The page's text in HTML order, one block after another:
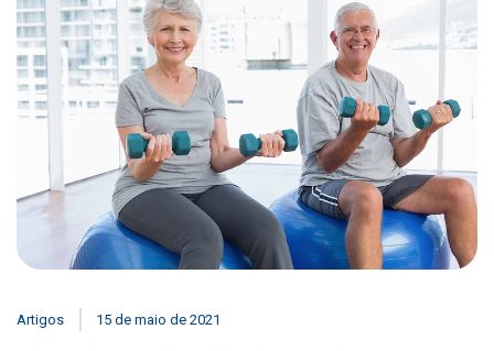
Artigos 15 de maio de 2021